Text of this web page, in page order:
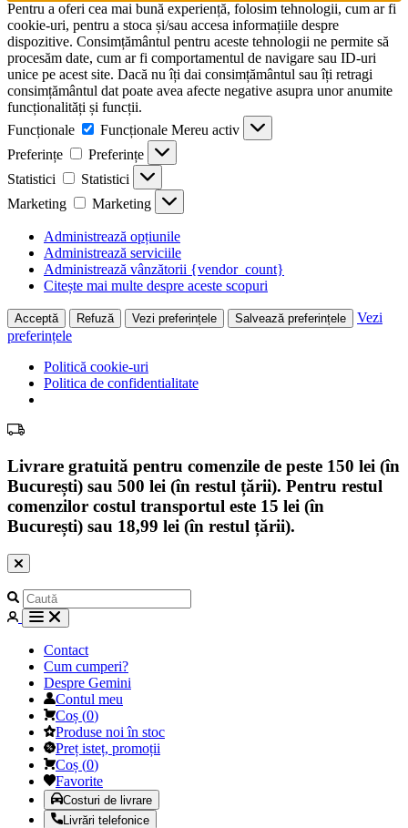
Pentru a oferi cea mai bună experiență, folosim tehnologii, cum ar fi
cookie-uri, pentru a stoca și/sau accesa informațiile despre
dispozitive. Consimțământul pentru aceste tehnologii ne permite să
procesăm date, cum ar fi comportamentul de navigare sau ID-uri
unice pe acest site. Dacă nu îți dai consimțământul sau îți retragi
consimțământul dat poate avea afecte negative asupra unor anumite
funcționalități și funcții.
Funcționale
Funcționale Mereu activ
Preferințe
Preferințe
Statistici
Statistici
Marketing
Marketing
Administrează opțiunile
Administrează serviciile
Administrează vânzătorii {vendor_count}
Citește mai multe despre aceste scopuri
Acceptă Refuză Vezi preferințele Salvează preferințele
Vezi
preferințele
Politică cookie-uri
Politica de confidentialitate
Livrare gratuită pentru comenzile de peste 150 lei (în
București) sau 500 lei (în restul țării). Pentru restul
comenzilor costul transportul este 15 lei (în
București) sau 18,99 lei (în restul țării).
Contact
Cum cumperi?
Despre Gemini
Contul meu
Coș (0)
Produse noi în stoc
Preț isteț, promoții
Coș (0)
Favorite
Costuri de livrare
Livrări telefonice